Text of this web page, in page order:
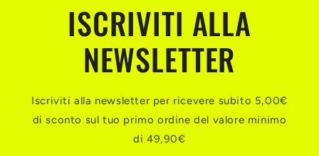
ISCRIVITI ALLA
NEWSLETTER
Iscriviti alla newsletter per ricevere subito 5,00€
di sconto sul tuo primo ordine del valore minimo
di 49,90€